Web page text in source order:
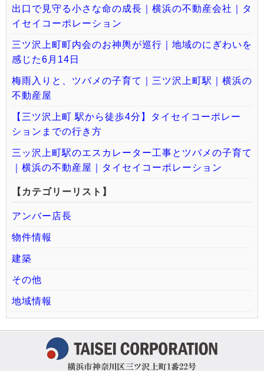
出口で見守る小さな命の成長｜横浜の不動産会社｜タ
イセイコーポレーション
三ツ沢上町町内会のお神輿が巡行｜地域のにぎわいを
感じた6月14日
梅雨入りと、ツバメの子育て｜三ツ沢上町駅｜横浜の
不動産屋
【三ツ沢上町 駅から徒歩4分】タイセイコーポレー
ションまでの行き方
三ッ沢上町駅のエスカレーター工事とツバメの子育て
｜横浜の不動産屋｜タイセイコーポレーション
【カテゴリーリスト】
アンバー店長
物件情報
建築
その他
地域情報